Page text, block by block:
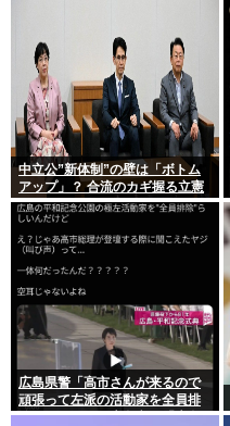
中立公”新体制”の壁は「ボトム
アップ」？ 合流のカギ握る立憲
広島県警「高市さんが来るので
頑張って左派の活動家を全員排
除しました！」広島市民「広島